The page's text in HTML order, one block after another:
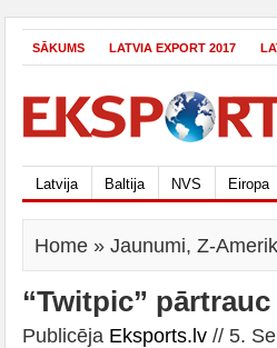
SĀKUMS LATVIA EXPORT 2017
Latvija Baltija NVS Eiropa
Home » Jaunumi, Z-
“Twitpic”
Publicēja Eksports.lv // 5.